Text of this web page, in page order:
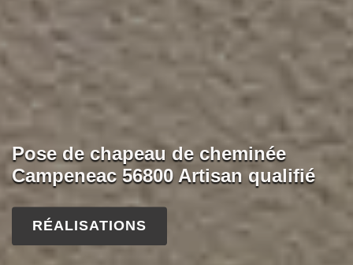
Pose de chapeau de cheminée
Campeneac 56800 Artisan qualifié
RÉALISATIONS